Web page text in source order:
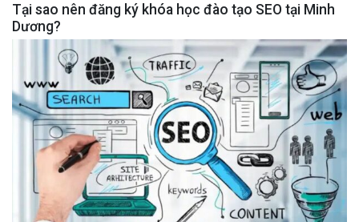
Tại sao nên đăng ký khóa học đào tạo SEO tại Minh
Dương?